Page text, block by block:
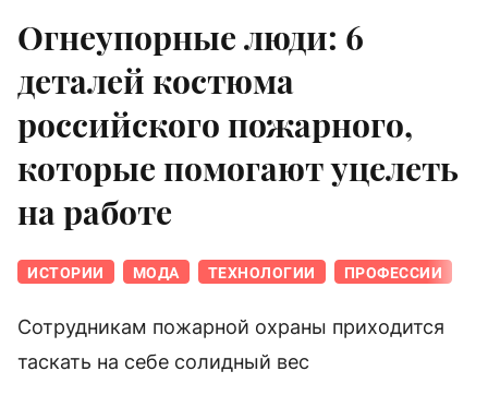
Огнеупорные люди: 6
деталей костюма
российского пожарного,
которые помогают уцелеть
на работе
ИСТОРИИ МОДА ТЕХНОЛОГИИ ПРОФЕССИИ
Сотрудникам пожарной охраны приходится
таскать на себе солидный вес